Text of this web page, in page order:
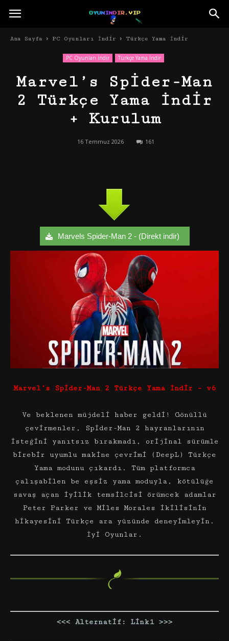
Ana Sayfa PC Oyunları İndir Türkçe Yama İndir
PC Oyunları İndir Türkçe Yama İndir
Marvel’s Spider-Man
2 Türkçe Yama İndir
+ Kurulum
16 Temmuz 2026 161
Marvels Spider-Man 2 - (Direkt indir)
Marvel’s Spider-Man 2 Türkçe Yama İndir – v6
Ve beklenen müjdeli haber geldi! Gönüllü
çevirmenler, Spider-Man 2 hayranlarının
isteğini yanıtsız bırakmadı, orijinal sürümle
birebir uyumlu makine çevrimi (DeepL) Türkçe
Yama modunu çıkardı. Tüm platformca
çalışabilen be eşsiz yama moduyla, kötülüğe
savaş açan iyilik temsilcisi örümcek adamlar
Peter Parker ve Miles Morales ikilisinin
hikayesini Türkçe ara yüzünde deneyimleyin.
İyi Oyunlar.
<<< Alternatif: Link1 >>>